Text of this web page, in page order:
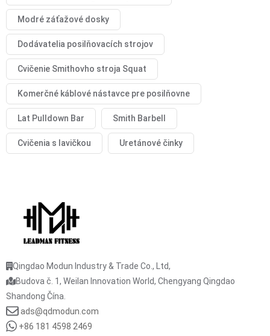
Modré záťažové dosky
Dodávatelia posilňovacích strojov
Cvičenie Smithovho stroja Squat
Komerčné káblové nástavce pre posilňovne
Lat Pulldown Bar Smith Barbell
Cvičenia s lavičkou Uretánové činky
Qingdao Modun Industry & Trade Co., Ltd,
Budova č. 1, Weilan Innovation World, Chengyang Qingdao
Shandong Čína.
ads@qdmodun.com
+86 181 4598 2469